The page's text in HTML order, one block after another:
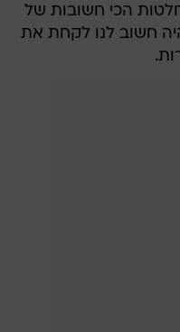
הכי חשובות של
חשוב לנו לקחת את